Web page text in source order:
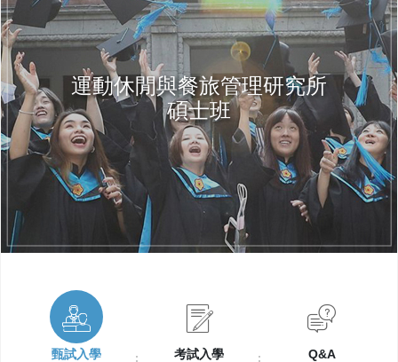
運動休閒與餐旅管理研究所
碩士班
甄試入學 考試入學 Q&A